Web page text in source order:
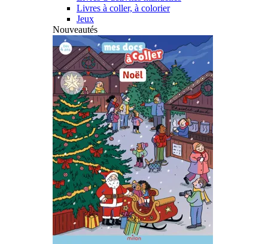
Livres à coller, à colorier
Jeux
Nouveautés